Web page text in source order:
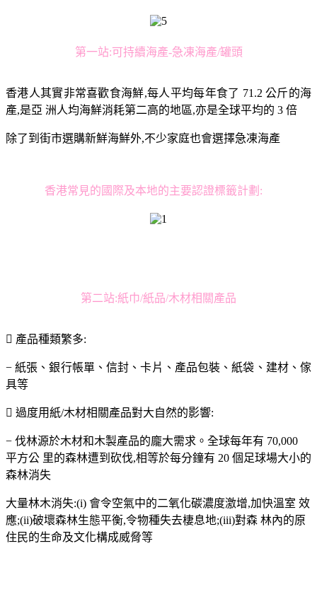
第一站:可持續海產-急凍海產/罐頭
香港人其實非常喜歡食海鮮,每人平均每年食了 71.2 公斤的海
產,是亞 洲人均海鮮消耗第二高的地區,亦是全球平均的 3 倍
除了到街市選購新鮮海鮮外,不少家庭也會選擇急凍海產
香港常見的國際及本地的主要認證標籤計劃:
第二站:紙巾/紙品/木材相關產品
 產品種類繁多:
− 紙張、銀行帳單、信封、卡片、產品包裝、紙袋、建材、傢
具等
 過度用紙/木材相關產品對大自然的影響:
− 伐林源於木材和木製產品的龐大需求。全球每年有 70,000
平方公 里的森林遭到砍伐,相等於每分鐘有 20 個足球場大小的
森林消失
大量林木消失:(i) 會令空氣中的二氧化碳濃度激增,加快溫室 效
應;(ii)破壞森林生態平衡,令物種失去棲息地;(iii)對森 林內的原
住民的生命及文化構成威脅等